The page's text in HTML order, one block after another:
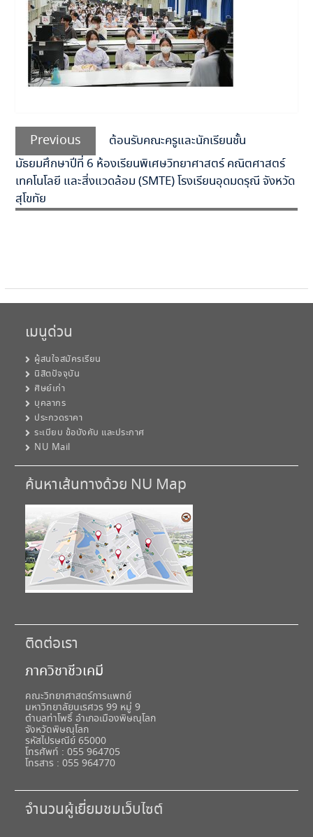
แนะแนว
เรื่อง
Previous
Previous
post:
ต้อนรับคณะครูและนักเรียนชั้น
มัธยมศึกษาปีที่ 6 ห้องเรียนพิเศษวิทยาศาสตร์ คณิตศาสตร์
เทคโนโลยี และสิ่งแวดล้อม (SMTE) โรงเรียนอุดมดรุณี จังหวัด
สุโขทัย
เมนูด่วน
ผู้สนใจสมัครเรียน
นิสิตปัจจุบัน
ศิษย์เก่า
บุคลากร
ประกวดราคา
ระเบียบ ข้อบังคับ และประกาศ
NU Mail
ค้นหาเส้นทางด้วย NU Map
ติดต่อเรา
ภาควิชาชีวเคมี
คณะวิทยาศาสตร์การแพทย์
มหาวิทยาลัยนเรศวร 99 หมู่ 9
ตำบลท่าโพธิ์ อำเภอเมืองพิษณุโลก
จังหวัดพิษณุโลก
รหัสไปรษณีย์ 65000
โทรศัพท์ : 055 964705
โทรสาร : 055 964770
จำนวนผู้เยี่ยมชมเว็บไซต์